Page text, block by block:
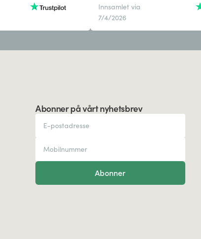
Innsamlet via
7/4/2026
Abonner på vårt nyhetsbrev
Abonner